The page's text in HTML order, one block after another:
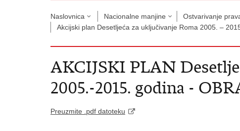
Naslovnica Nacionalne manjine Ostvarivanje
Akcijski plan Desetljeća za uključivanje Roma 2005. –
AKCIJSKI PLAN
2005.-2015. godina -
Preuzmite .pdf datoteku